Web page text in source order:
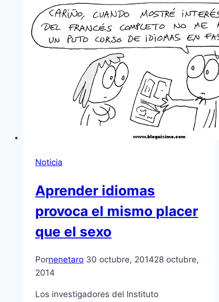
Noticia
Aprender idiomas
provoca el mismo placer
que el sexo
Pornenetaro 30 octubre, 201428 octubre,
2014
Los investigadores del Instituto